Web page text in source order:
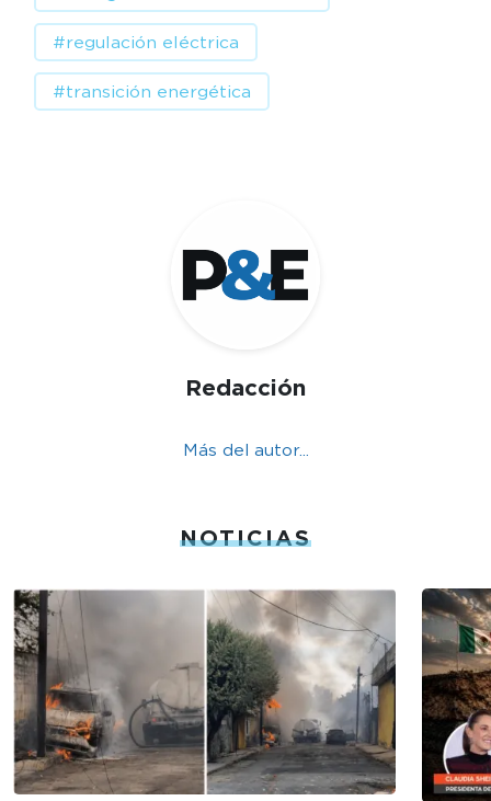
#regulación eléctrica
#transición energética
Redacción
Más del autor...
NOTICIAS